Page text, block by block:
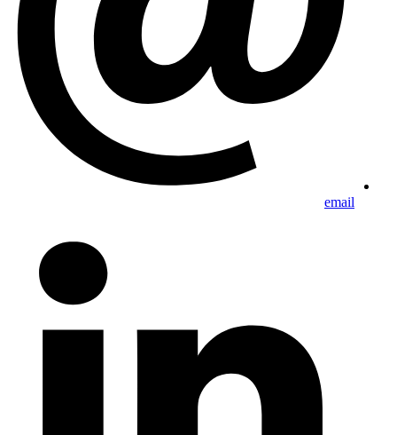
email